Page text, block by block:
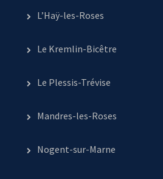
L’Haÿ-les-Roses
Le Kremlin-Bicêtre
Le Plessis-Trévise
Mandres-les-Roses
Nogent-sur-Marne